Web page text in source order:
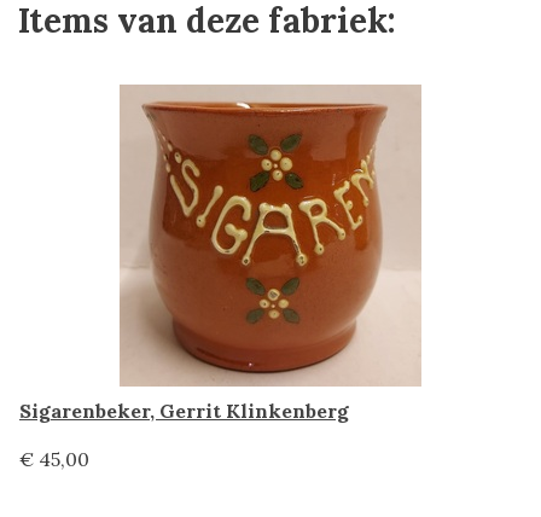
Items van deze fabriek:
Sigarenbeker, Gerrit Klinkenberg
€ 45,00